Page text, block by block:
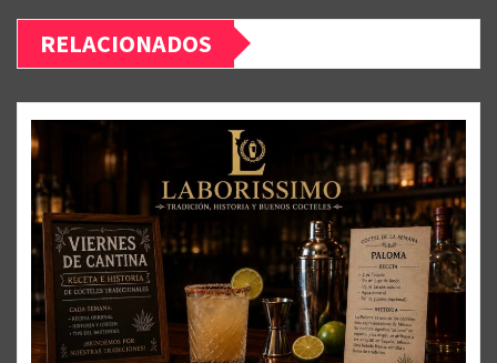
RELACIONADOS